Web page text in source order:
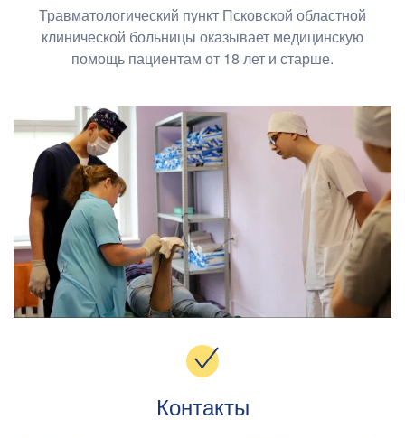
Травматологический пункт Псковской областной
клинической больницы оказывает медицинскую
помощь пациентам от 18 лет и старше.
Контакты